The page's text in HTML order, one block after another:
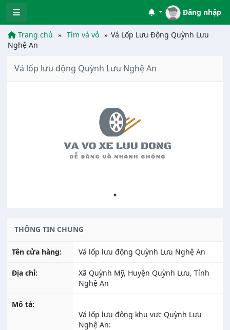
Đăng nhập
Trang chủ Tìm vá vỏ
Vá Lốp Lưu Động Quỳnh Lưu
Nghệ An
Vá lốp lưu động Quỳnh Lưu Nghệ An
THÔNG TIN CHUNG
Tên cửa hàng: Vá lốp lưu động Quỳnh Lưu Nghệ An
Địa chỉ:
Xã Quỳnh Mỹ, Huyện Quỳnh Lưu, Tỉnh
Nghệ An
Mô tả:
Vá lốp lưu động khu vực Quỳnh Lưu
Nghệ An: